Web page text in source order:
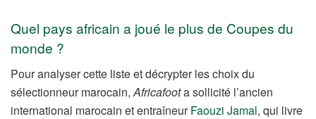
Quel pays africain a joué le plus de Coupes du
monde ?
Pour analyser cette liste et décrypter les choix du
sélectionneur marocain,Africafoota sollicité l’ancien
international marocain et entraîneurFaouzi Jamal, qui livre